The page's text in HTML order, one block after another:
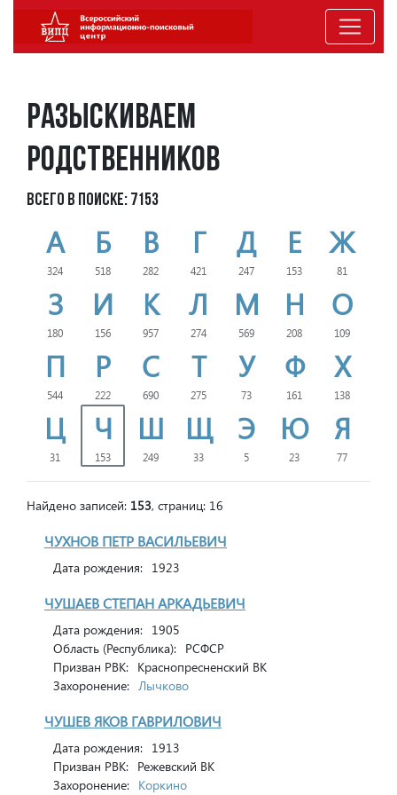
Разыскиваем
родственников
Всего в поиске: 7153
А
324
Б
518
В
282
Г
421
Д
247
Е
153
Ж
81
З
180
И
156
К
957
Л
274
М
569
Н
208
О
109
П
544
Р
222
С
690
Т
275
У
73
Ф
161
Х
138
Ц
31
Ч
153
Ш
249
Щ
33
Э
5
Ю
23
Я
77
Найдено записей: 153, страниц: 16
ЧУХНОВ ПЕТР ВАСИЛЬЕВИЧ
Дата рождения: 1923
ЧУШАЕВ СТЕПАН АРКАДЬЕВИЧ
Дата рождения: 1905
Область (Республика): РСФСР
Призван РВК: Краснопресненский ВК
Захоронение: Лычково
ЧУШЕВ ЯКОВ ГАВРИЛОВИЧ
Дата рождения: 1913
Призван РВК: Режевский ВК
Захоронение: Коркино